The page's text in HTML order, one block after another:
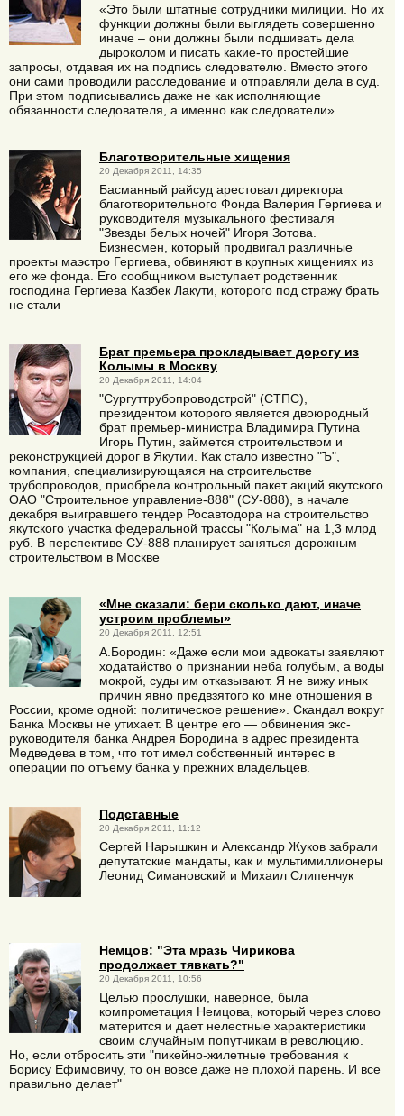
«Это были штатные сотрудники милиции. Но их
функции должны были выглядеть совершенно
иначе – они должны были подшивать дела
дыроколом и писать какие-то простейшие
запросы, отдавая их на подпись следователю. Вместо этого
они сами проводили расследование и отправляли дела в суд.
При этом подписывались даже не как исполняющие
обязанности следователя, а именно как следователи»
Благотворительные хищения
20 Декабря 2011, 14:35
Басманный райсуд арестовал директора
благотворительного Фонда Валерия Гергиева и
руководителя музыкального фестиваля
"Звезды белых ночей" Игоря Зотова.
Бизнесмен, который продвигал различные
проекты маэстро Гергиева, обвиняют в крупных хищениях из
его же фонда. Его сообщником выступает родственник
господина Гергиева Казбек Лакути, которого под стражу брать
не стали
Брат премьера прокладывает дорогу из
Колымы в Москву
20 Декабря 2011, 14:04
"Сургуттрубопроводстрой" (СТПС),
президентом которого является двоюродный
брат премьер-министра Владимира Путина
Игорь Путин, займется строительством и
реконструкцией дорог в Якутии. Как стало известно "Ъ",
компания, специализирующаяся на строительстве
трубопроводов, приобрела контрольный пакет акций якутского
ОАО "Строительное управление-888" (СУ-888), в начале
декабря выигравшего тендер Росавтодора на строительство
якутского участка федеральной трассы "Колыма" на 1,3 млрд
руб. В перспективе СУ-888 планирует заняться дорожным
строительством в Москве
«Мне сказали: бери сколько дают, иначе
устроим проблемы»
20 Декабря 2011, 12:51
А.Бородин: «Даже если мои адвокаты заявляют
ходатайство о признании неба голубым, а воды
мокрой, суды им отказывают. Я не вижу иных
причин явно предвзятого ко мне отношения в
России, кроме одной: политическое решение». Скандал вокруг
Банка Москвы не утихает. В центре его — обвинения экс-
руководителя банка Андрея Бородина в адрес президента
Медведева в том, что тот имел собственный интерес в
операции по отъему банка у прежних владельцев.
Подставные
20 Декабря 2011, 11:12
Сергей Нарышкин и Александр Жуков забрали
депутатские мандаты, как и мультимиллионеры
Леонид Симановский и Михаил Слипенчук
Немцов: "Эта мразь Чирикова
продолжает тявкать?"
20 Декабря 2011, 10:56
Целью прослушки, наверное, была
компрометация Немцова, который через слово
матерится и дает нелестные характеристики
своим случайным попутчикам в революцию.
Но, если отбросить эти "пикейно-жилетные требования к
Борису Ефимовичу, то он вовсе даже не плохой парень. И все
правильно делает"